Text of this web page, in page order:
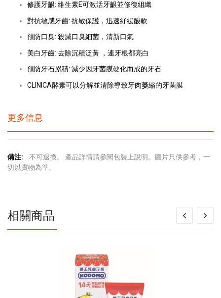
修護牙齦: 維生素E可激活牙齦並修復組織
對抗敏感牙齒: 抗敏保護，迅速紓緩酸軟
預防口臭: 殺滅口臭細菌，清新口氣
美白牙齒: 去除沉積泛黃 ，連牙根都亮白
預防牙石累積: 減少因牙菌膜硬化而成的牙石
CLINICA酵素可以分解並清除導致牙肉萎縮的牙菌膜
更多信息
更
多
不可退換。 產品詳情請參閱包裝上說明。圖片只供參考，一
切以實物為準。
相關商品